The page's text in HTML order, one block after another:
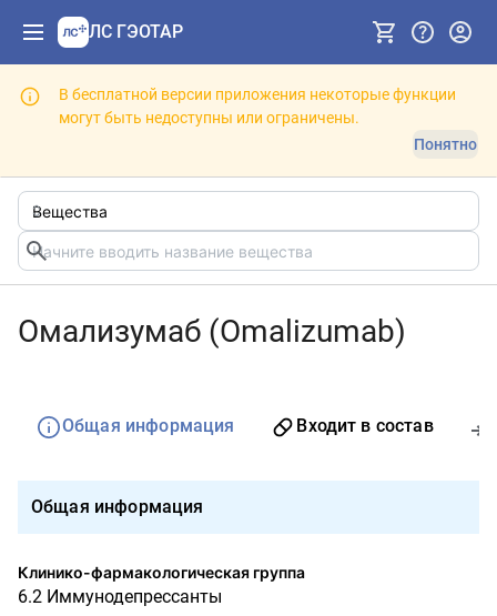
ЛС ГЭОТАР
В бесплатной версии приложения некоторые функции
могут быть недоступны или ограничены.
Понятно
Омализумаб (Omalizumab)
Общая информация Входит в состав
Общая информация
Клинико-фармакологическая группа
6.2 Иммунодепрессанты